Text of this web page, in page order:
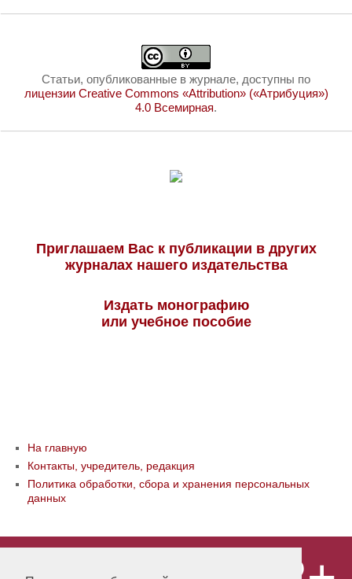
Статьи, опубликованные в журнале, доступны по
лицензии Creative Commons «Attribution» («Атрибуция»)
4.0 Всемирная.
Приглашаем Вас к публикации в других
журналах нашего издательства
Издать монографию
или учебное пособие
На главную
Контакты, учредитель, редакция
Политика обработки, сбора и хранения персональных
данных
«Publishing company «World of science»,